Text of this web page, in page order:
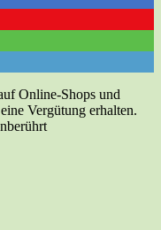
Online-Shops und
Vergütung erhalten.